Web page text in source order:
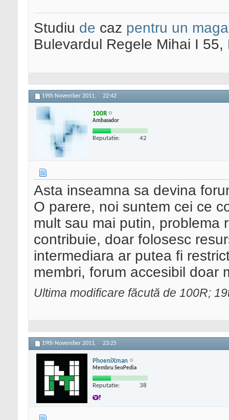
Studiu de caz pentru un
Bulevardul Regele Mihai I
19th November 2011, 22:42
100R
Ambasador
Reputatie: 42
Asta inseamna sa devina
O parere, noi suntem cei ce
mult sau mai putin, problema
contribuie, doar folosesc
intermediara ar putea fi
membri, forum accesibil doar
Ultima modificare făcută de 100R;
19th November 2011, 23:25
PhoeniXman
Membru SeoPedia
Reputatie: 38